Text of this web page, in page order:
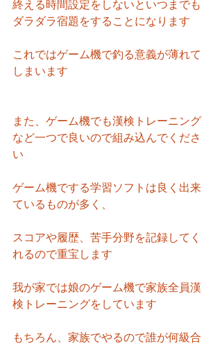
終える時間設定をしないといつまでも
ダラダラ宿題をすることになります
これではゲーム機で釣る意義が薄れて
しまいます
また、ゲーム機でも漢検トレーニング
など一つで良いので組み込んでくださ
い
ゲーム機でする学習ソフトは良く出来
ているものが多く、
スコアや履歴、苦手分野を記録してく
れるので重宝します
我が家では娘のゲーム機で家族全員漢
検トレーニングをしています
もちろん、家族でやるので誰が何級合